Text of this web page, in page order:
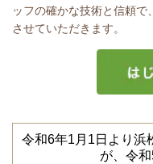
ッフの確かな技術と信頼
させていただきます。
令和6年1月1日より浜
が、令